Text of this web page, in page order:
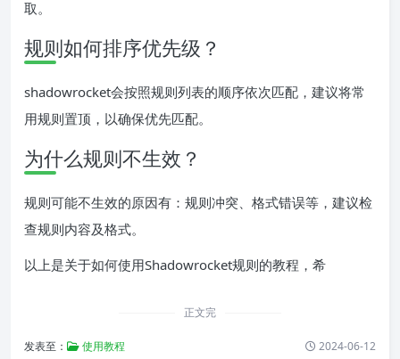
取。
规则如何排序优先级？
shadowrocket会按照规则列表的顺序依次匹配，建议将常
用规则置顶，以确保优先匹配。
为什么规则不生效？
规则可能不生效的原因有：规则冲突、格式错误等，建议检
查规则内容及格式。
以上是关于如何使用Shadowrocket规则的教程，希
正文完
发表至： 使用教程 2024-06-12